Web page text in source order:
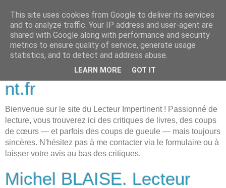
Michel BLAISE. Lecteur
Impertinent.
http://www.lecteurimpertine
nt.fr
Bienvenue sur le site du Lecteur Impertinent ! Passionné de
lecture, vous trouverez ici des critiques de livres, des coups
de cœurs — et parfois des coups de gueule — mais toujours
sincères. N'hésitez pas à me contacter via le formulaire ou à
laisser votre avis au bas des critiques.
Michel BLAISE. Lecteur
This site uses cookies from Google to deliver its services
and to analyze traffic. Your IP address and user-agent are
shared with Google along with performance and security
metrics to ensure quality of service, generate usage
statistics, and to detect and address abuse.
LEARN MORE GOT IT